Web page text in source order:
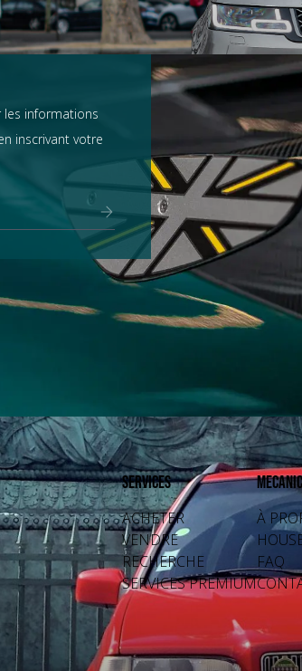
Range Rover
tout voir
informations
inscrivant votre
Services
ACHETER
VENDRE
RECHERCHE
SERVICES PREMIUM
À
FAQ